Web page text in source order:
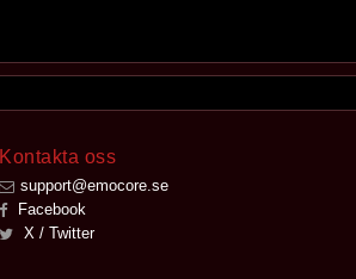
Kontakta oss
support@emocore.se
Facebook
X / Twitter